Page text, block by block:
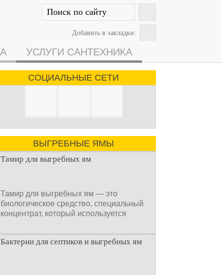
Добавить в закладки:
УСЛУГИ САНТЕХНИКА
СОЦИАЛЬНЫЕ СЕТИ
ВЫГРЕБНЫЕ ЯМЫ
Тамир для выгребных ям
Тамир для выгребных ям — это
биологическое средство, специальный
концентрат, который используется
Бактерии для септиков и выгребных ям